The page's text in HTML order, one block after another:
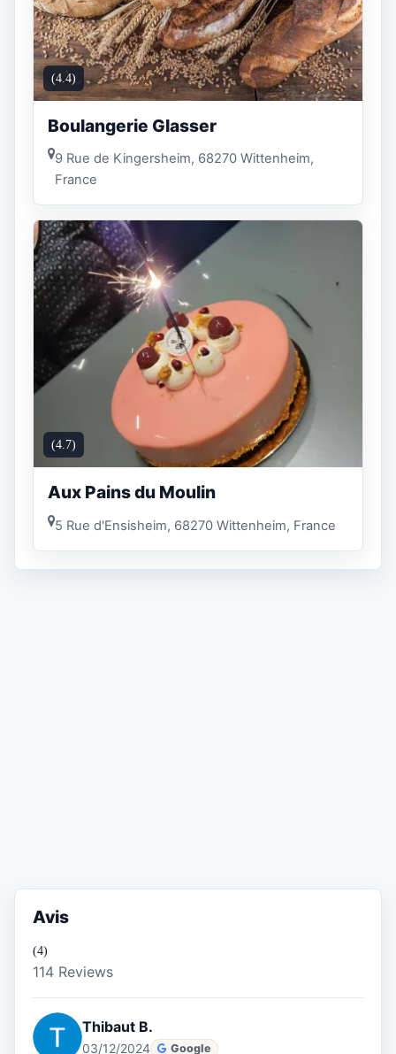
(4.4)
Boulangerie Glasser
9 Rue de Kingersheim, 68270 Wittenheim,
France
(4.7)
Aux Pains du Moulin
5 Rue d'Ensisheim, 68270 Wittenheim, France
Avis
(4)
114 Reviews
Thibaut B.
03/12/2024 Google